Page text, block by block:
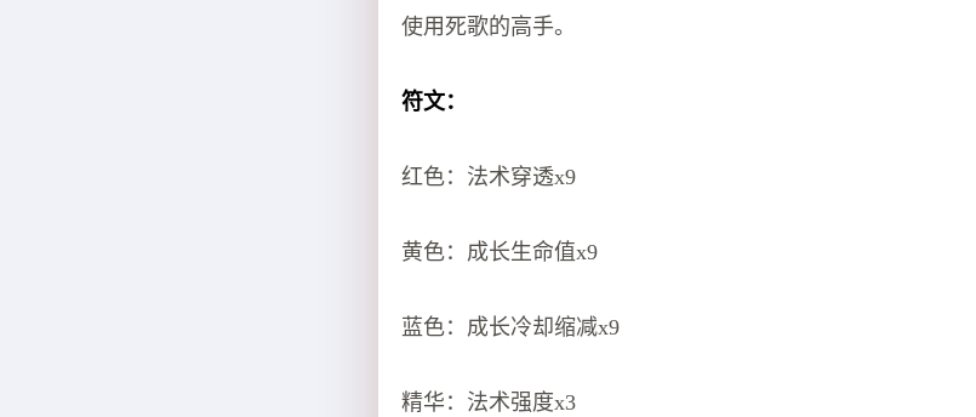
使用死歌的高手。
符文：
红色：法术穿透x9
黄色：成长生命值x9
蓝色：成长冷却缩减x9
精华：法术强度x3